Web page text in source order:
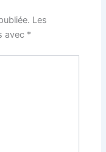
Les
avec *